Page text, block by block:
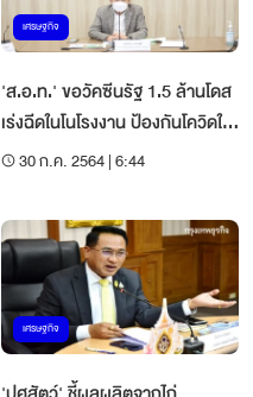
เศรษฐกิจ
'ส.อ.ท.' ขอวัคซีนรัฐ 1.5 ล้านโดส
เร่งฉีดในโนโรงงาน ป้องกันโควิดใน
ภาคการผลิต
30 ก.ค. 2564 | 6:44
เศรษฐกิจ